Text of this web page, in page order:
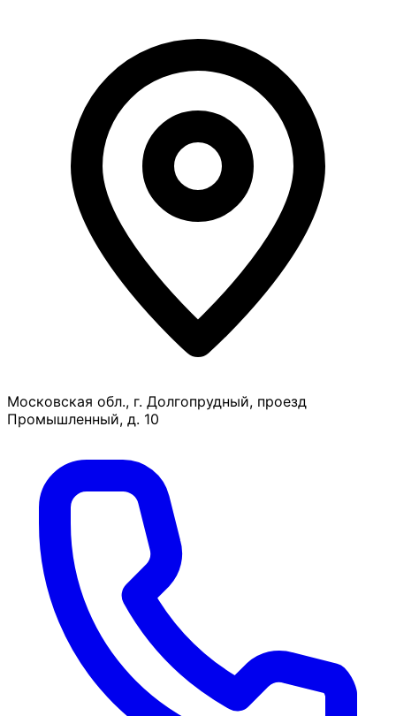
Московская обл., г. Долгопрудный, проезд
Промышленный, д. 10